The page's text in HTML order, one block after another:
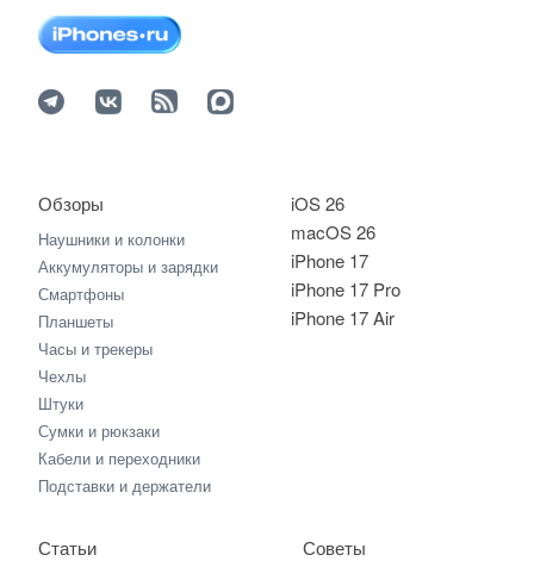
iOS 26
macOS 26
iPhone 17
iPhone 17 Pro
iPhone 17 Air
Обзоры
Наушники и колонки
Аккумуляторы и зарядки
Смартфоны
Планшеты
Часы и трекеры
Чехлы
Штуки
Сумки и рюкзаки
Кабели и переходники
Подставки и держатели
Статьи
Советы